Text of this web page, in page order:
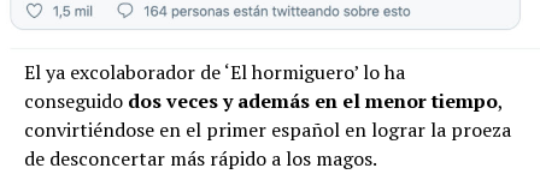
El ya excolaborador de ‘El hormiguero’ lo ha
conseguido dos veces y además en el menor tiempo,
convirtiéndose en el primer español en lograr la proeza
de desconcertar más rápido a los magos.